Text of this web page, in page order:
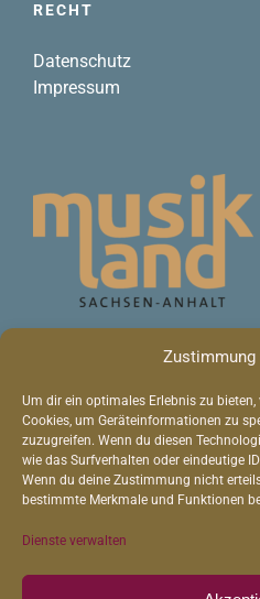
Zustimmung
Um dir ein optimales Erlebnis zu
Cookies, um Geräteinformationen zu
zuzugreifen. Wenn du diesen
wie das Surfverhalten oder eindeutige
Wenn du deine Zustimmung nicht
bestimmte Merkmale und Funktionen
Dienste verwalten
RECHT
Datenschutz
Impressum
Faschfesttage sind fester
Bestandteil des Musiklandes
Sachsen-Anhalt.
00:00